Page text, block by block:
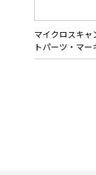
マイクロスキャ
トパーツ・マー